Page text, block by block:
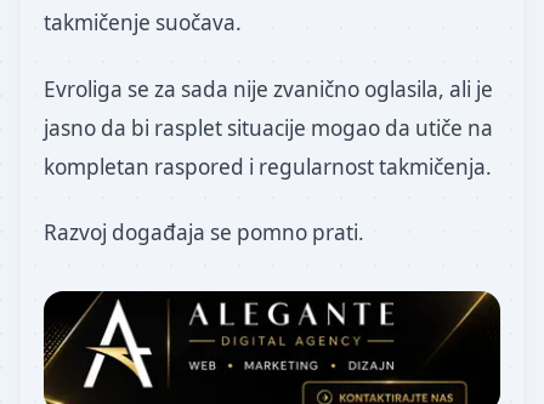
takmičenje suočava.
Evroliga se za sada nije zvanično oglasila, ali je
jasno da bi rasplet situacije mogao da utiče na
kompletan raspored i regularnost takmičenja.
Razvoj događaja se pomno prati.